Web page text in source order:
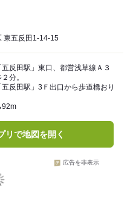
東五反田1-14-15
五反田駅」東口、都営浅草線Ａ３
分。
反田駅」3Ｆ出口から歩道橋おり
92m
リで地図を開く
広告を非表示